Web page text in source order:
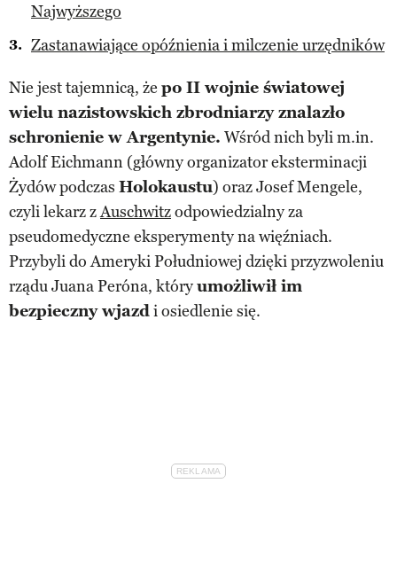
Najwyższego
Zastanawiające opóźnienia i milczenie urzędników
Nie jest tajemnicą, że po II wojnie światowej
wielu nazistowskich zbrodniarzy znalazło
schronienie w Argentynie. Wśród nich byli m.in.
Adolf Eichmann (główny organizator eksterminacji
Żydów podczas Holokaustu) oraz Josef Mengele,
czyli lekarz zAuschwitzodpowiedzialny za
pseudomedyczne eksperymenty na więźniach.
Przybyli do Ameryki Południowej dzięki przyzwoleniu
rządu Juana Peróna, któryumożliwił im
bezpieczny wjazdi osiedlenie się.